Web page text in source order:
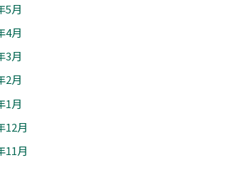
5月
4月
3月
2月
1月
12月
11月